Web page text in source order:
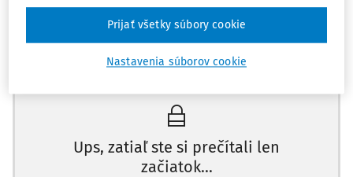
Máte predplatné?
Ups, zatiaľ ste si prečítali len
začiatok...
Nastavenia súborov cookie
Prijať všetky súbory cookie